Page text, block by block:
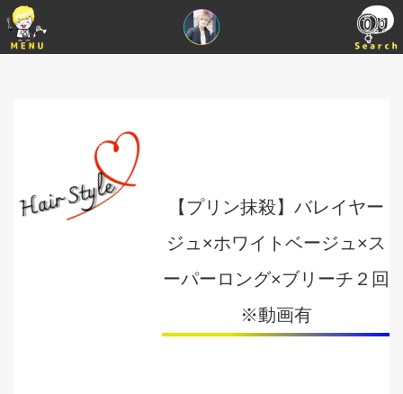
【プリン抹殺】バレイヤー
ジュ×ホワイトベージュ×ス
ーパーロング×ブリーチ２回
※動画有